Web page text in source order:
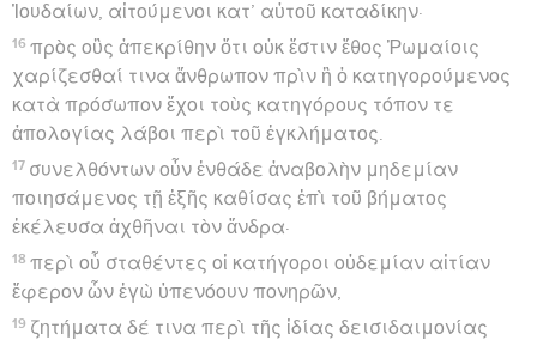
Ἰουδαίων, αἰτούμενοι κατ’ αὐτοῦ καταδίκην·
16 πρὸς οὓς ἀπεκρίθην ὅτι οὐκ ἔστιν ἔθος Ῥωμαίοις
χαρίζεσθαί τινα ἄνθρωπον πρὶν ἢ ὁ κατηγορούμενος
κατὰ πρόσωπον ἔχοι τοὺς κατηγόρους τόπον τε
ἀπολογίας λάβοι περὶ τοῦ ἐγκλήματος.
17 συνελθόντων οὖν ἐνθάδε ἀναβολὴν μηδεμίαν
ποιησάμενος τῇ ἑξῆς καθίσας ἐπὶ τοῦ βήματος
ἐκέλευσα ἀχθῆναι τὸν ἄνδρα·
18 περὶ οὗ σταθέντες οἱ κατήγοροι οὐδεμίαν αἰτίαν
ἔφερον ὧν ἐγὼ ὑπενόουν πονηρῶν,
19 ζητήματα δέ τινα περὶ τῆς ἰδίας δεισιδαιμονίας